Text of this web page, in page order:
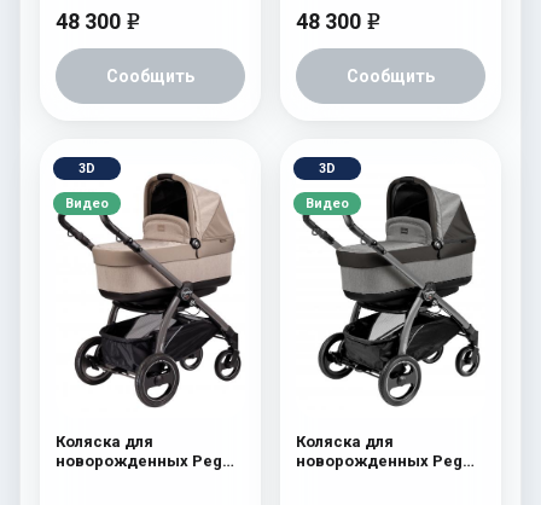
48 300 e
Сообщить
48 300 e
Сообщить
3D
Видео
Коляска для
новорожденных Peg
3D
Видео
Коляска для
новорожденных Peg